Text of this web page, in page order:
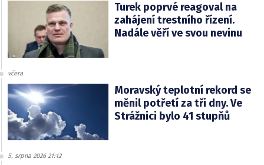
Turek poprvé reagoval na
zahájení trestního řízení.
Nadále věří ve svou nevinu
včera
Moravský teplotní rekord se
měnil potřetí za tři dny. Ve
Strážnici bylo 41 stupňů
5. srpna 2026 21:12